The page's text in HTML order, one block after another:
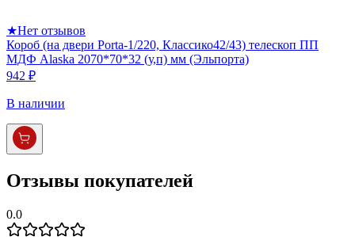
★Нет отзывов
Короб (на двери Porta-1/220, Классико42/43) телескоп ПП
МДФ Alaska 2070*70*32 (у,п) мм (Эльпорта)
942 ₽
В наличии
Отзывы покупателей
0.0